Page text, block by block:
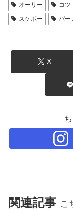
オーリー
コツ
スケボー
パー
X
関連記事 こ